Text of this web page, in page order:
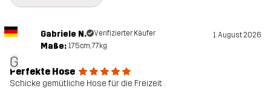
G
Gabriele N. Verifizierter Käufer 1. August 2026
Maße: 175cm, 77kg
Perfekte Hose
Schicke gemütliche Hose für die Freizeit .